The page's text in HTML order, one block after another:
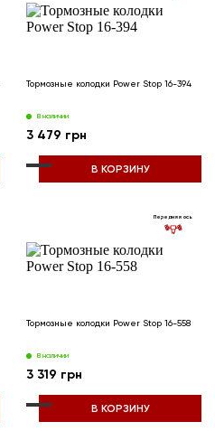
Тормозные колодки Power Stop 16-394
В наличии
3 479 грн
В КОРЗИНУ
Передняя ось
Тормозные колодки Power Stop 16-558
В наличии
3 319 грн
В КОРЗИНУ